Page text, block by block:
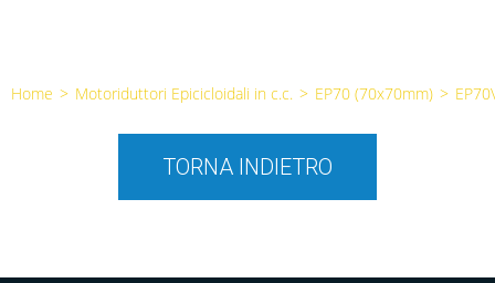
Home > Motoriduttori Epicicloidali in c.c. > EP70 (70x70mm) >
TORNA INDIETRO